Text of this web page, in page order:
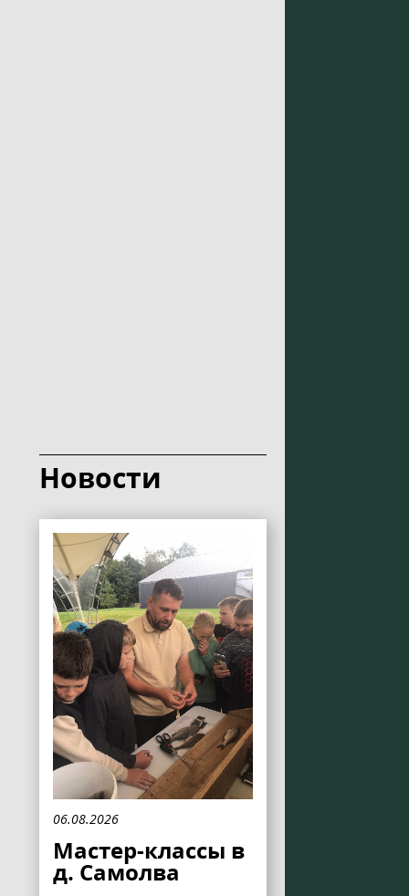
Новости
06.08.2026
Мастер-классы в
д. Самолва